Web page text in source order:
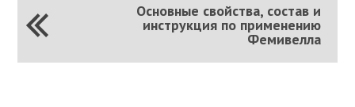
Основные свойства, состав и
инструкция по применению
Фемивелла